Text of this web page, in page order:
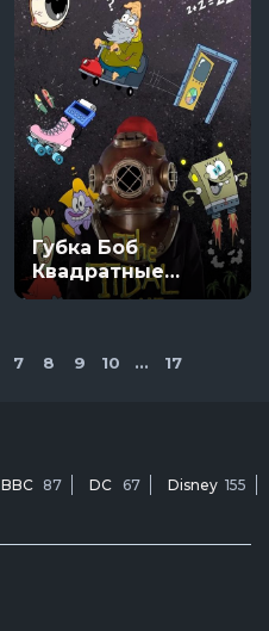
Губка Боб
Квадратные
Штаны
7 8 9 10 ... 17
BBC 87 DC 67 Disney 155